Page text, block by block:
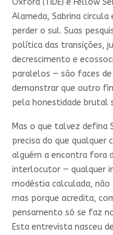
Oxford (TIDE) e Fellow
Alameda, Sabrina
perder o sul. Suas
política das transições,
decrescimento e
paralelos — são faces
demonstrar que outro
pela honestidade brutal
Mas o que talvez defina
precisa do que qualquer
alguém a encontra fora
interlocutor — qualquer
modéstia calculada, não
mas porque acredita,
pensamento só se faz
Esta entrevista nasceu